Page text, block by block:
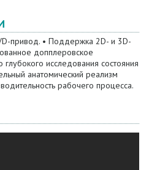
привод. • Поддержка 2D- и 3D-
допплеровское
исследования состояния
анатомический реализм
рабочего процесса.